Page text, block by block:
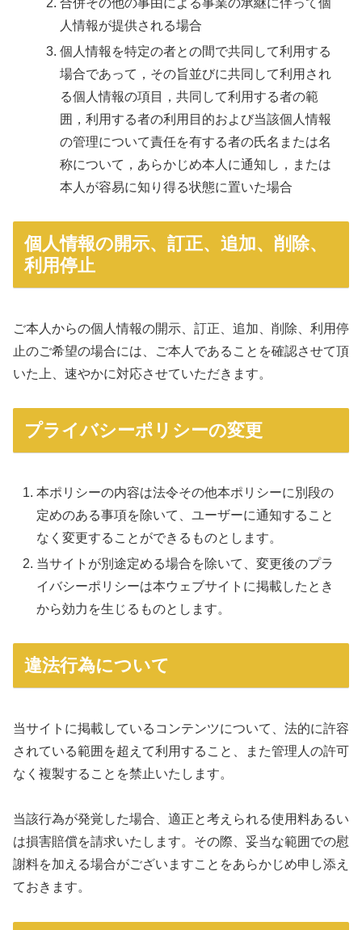
合併その他の事由による事業の承継に伴って個
人情報が提供される場合
個人情報を特定の者との間で共同して利用する
場合であって，その旨並びに共同して利用され
る個人情報の項目，共同して利用する者の範
囲，利用する者の利用目的および当該個人情報
の管理について責任を有する者の氏名または名
称について，あらかじめ本人に通知し，または
本人が容易に知り得る状態に置いた場合
個人情報の開示、訂正、追加、削除、
利用停止
ご本人からの個人情報の開示、訂正、追加、削除、利用停
止のご希望の場合には、ご本人であることを確認させて頂
いた上、速やかに対応させていただきます。
プライバシーポリシーの変更
本ポリシーの内容は法令その他本ポリシーに別段の
定めのある事項を除いて、ユーザーに通知すること
なく変更することができるものとします。
当サイトが別途定める場合を除いて、変更後のプラ
イバシーポリシーは本ウェブサイトに掲載したとき
から効力を生じるものとします。
違法行為について
当サイトに掲載しているコンテンツについて、法的に許容
されている範囲を超えて利用すること、また管理人の許可
なく複製することを禁止いたします。
当該行為が発覚した場合、適正と考えられる使用料あるい
は損害賠償を請求いたします。その際、妥当な範囲での慰
謝料を加える場合がございますことをあらかじめ申し添え
ておきます。